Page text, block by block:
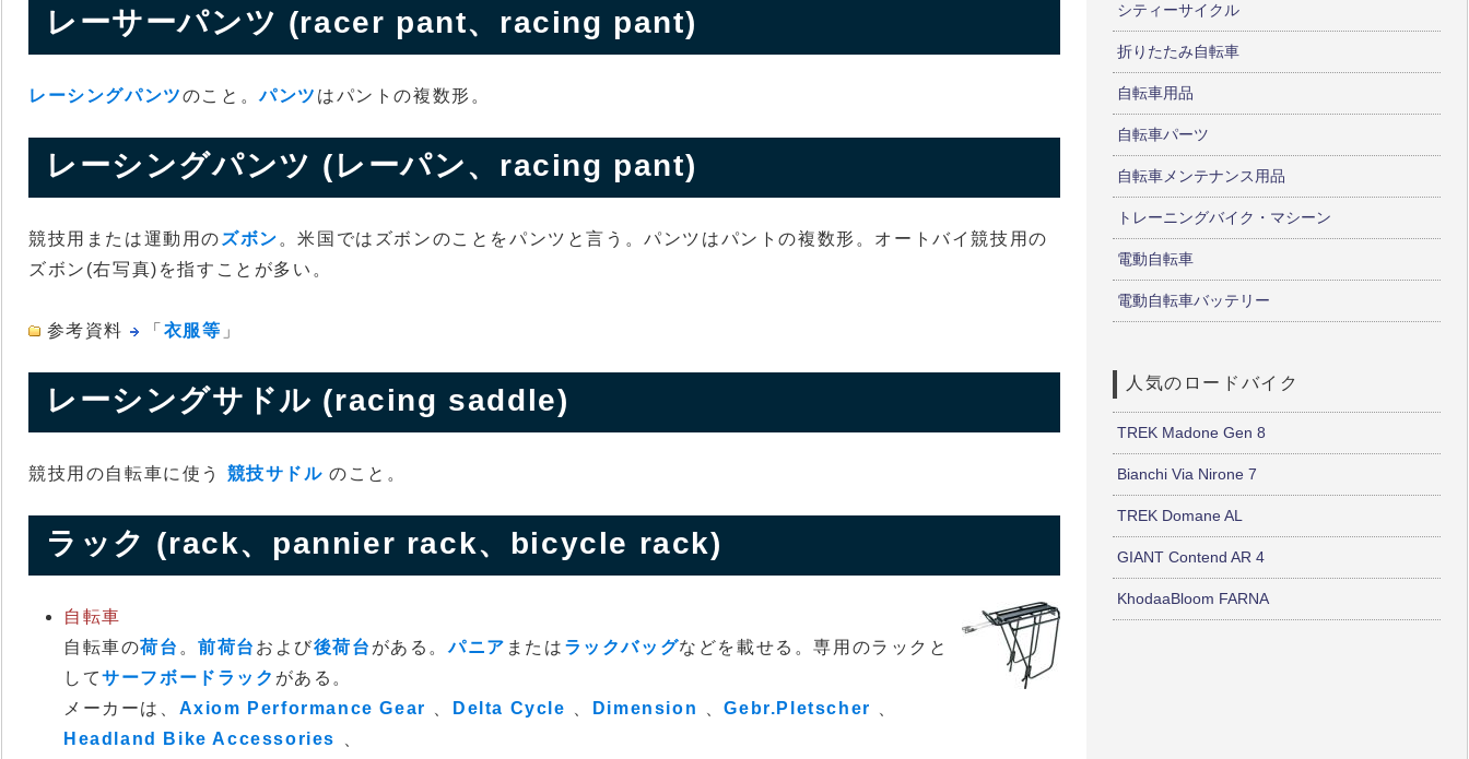
レーサーパンツ (racer pant、racing pant)
レーシングパンツのこと。パンツ はパントの複数形。
レーシングパンツ (レーパン、racing pant)
競技用または運動用の ズボン 。米国ではズボンのことをパンツと言う。パンツはパントの複数形。オートバイ競技用の
ズボン(右写真)を指すことが多い。
参考資料 「 衣服等 」
レーシングサドル (racing saddle)
競技用の自転車に使う 競技サドル のこと。
ラック (rack、pannier rack、bicycle rack)
自転車
自転車の荷台 。前荷台 および後荷台 がある。パニア または ラックバッグなどを載せる。専用のラックと
してサーフボードラック がある。
メーカーは、 Axiom Performance Gear Delta Cycle Dimension 、Gebr.Pletscher
Headland Bike Accessories
シティーサイクル
折りたたみ自転車
自転車用品
自転車パーツ
自転車メンテナンス用品
トレーニングバイク・マシーン
電動自転車
電動自転車バッテリー
人気のロードバイク
TREK Madone Gen 8
Bianchi Via Nirone 7
TREK Domane AL
GIANT Contend AR 4
KhodaaBloom FARNA